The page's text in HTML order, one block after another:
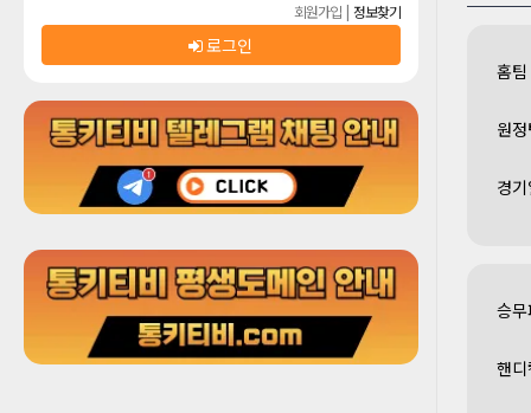
홈팀
원
경
승무
핸디
회원가입 | 정보찾기
로그인